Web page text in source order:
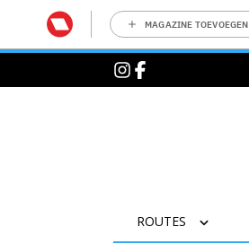
MAGAZINE TOEVOEGEN
ROUTES